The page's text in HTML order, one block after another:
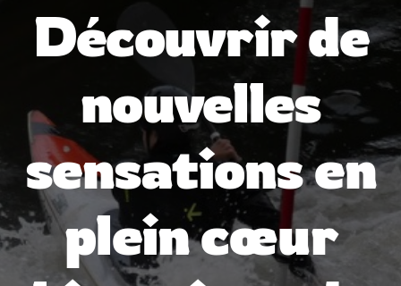
Découvrir de
nouvelles
sensations en
plein cœur